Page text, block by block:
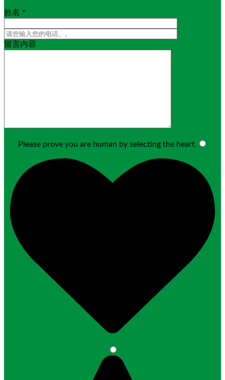
姓名 *
留言内容
Please prove you are human by selecting theheart.